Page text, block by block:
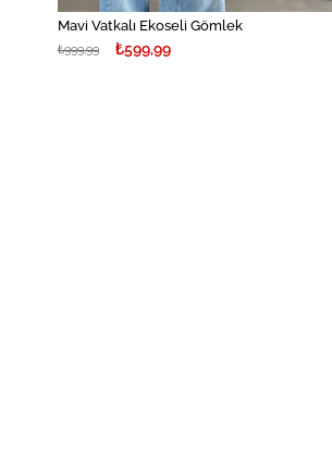
Mavi Vatkalı Ekoseli Gömlek
₺599,99
₺999,99